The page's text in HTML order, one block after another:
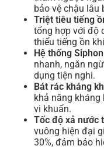
bảo vệ chậu lâu
Triệt tiêu tiếng
tổng hợp với độ
thiểu tiếng ồn
Hệ thống
nhanh, ngăn
dụng tiện nghi.
Bát rác kháng
khả năng
vi khuẩn.
Tốc độ xả nước
vuông hiện đại
30%, đảm bảo